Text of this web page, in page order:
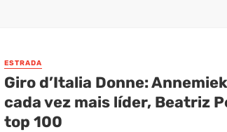
ESTRADA
Giro d’Italia Donne:
cada vez mais líder, Beatriz
top 100